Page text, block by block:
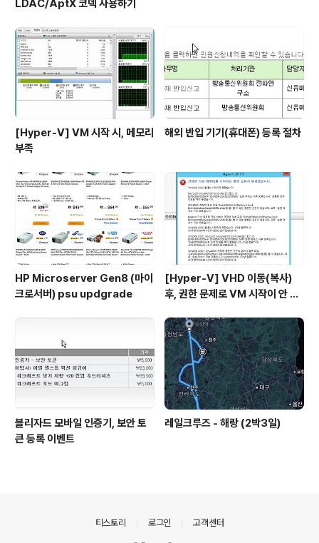
LDAC/AptX 코덱 사용하기
[Hyper-V] VM 시작 시, 메모리
부족
해외 반입 기기(휴대폰) 등록 절차
HP Microserver Gen8 (마이
크로서버) psu updgrade
[Hyper-V] VHD 이동(복사)
후, 권한 문제로 VM 시작이 안 될
블리자드 모바일 인증기, 보안 토
큰 등록 이벤트
레일크루즈 - 해랑 (2박3일)
티스토리 로그인 고객센터